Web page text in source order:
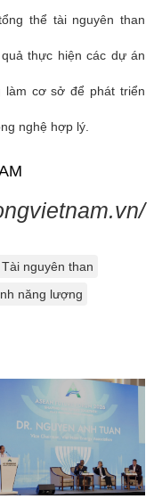
thể tài nguyên than
thực hiện các dự án
làm cơ sở để phát triển
nghệ hợp lý.
Tài nguyên than
năng lượng